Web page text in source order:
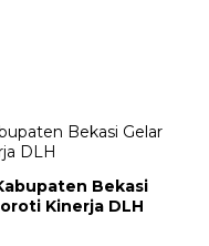
Bekasi
Kinerja DLH